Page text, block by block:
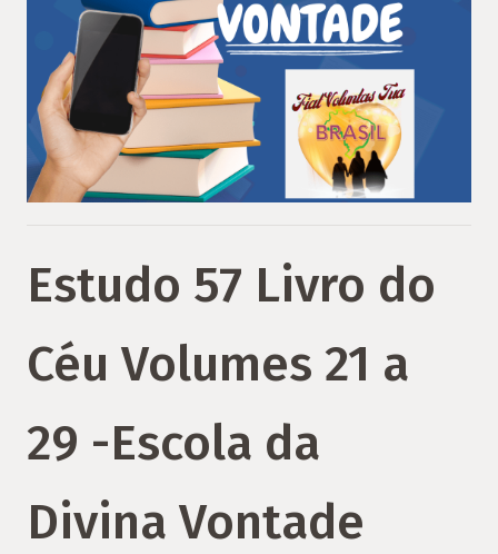
Estudo 57 Livro do
Céu Volumes 21 a
29 -Escola da
Divina Vontade